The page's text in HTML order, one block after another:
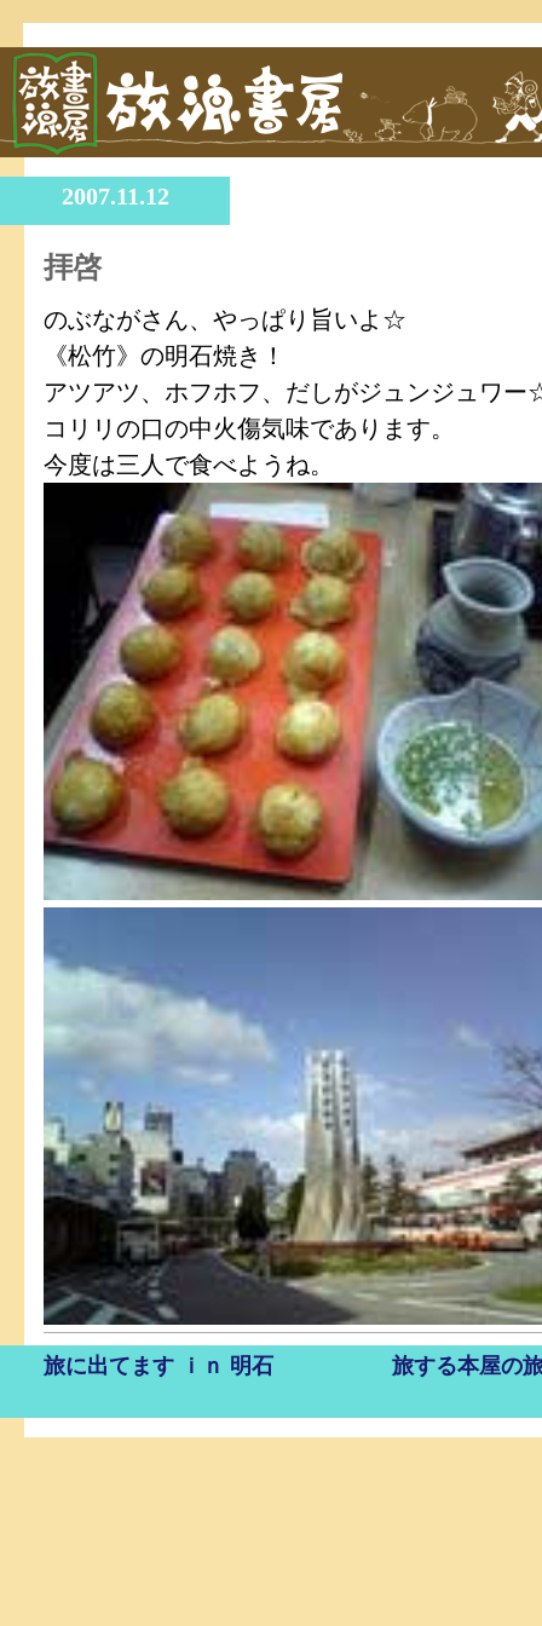
2007.11.12
拝啓
のぶながさん、やっぱり旨いよ☆
《松竹》の明石焼き！
アツアツ、ホフホフ、だしがジュンジュワ
コリリの口の中火傷気味であります。
今度は三人で食べようね。
旅に出てます ｉｎ 明石 旅する本屋の